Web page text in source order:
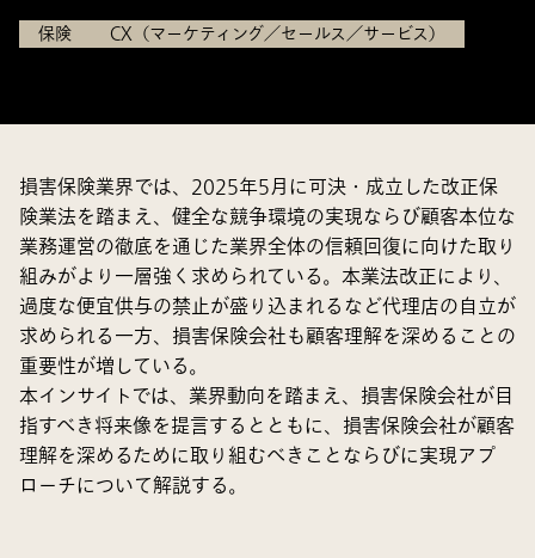
保険 CX（マーケティング／セールス／サービス）
損害保険業界では、2025年5月に可決・成立した改正保
険業法を踏まえ、健全な競争環境の実現ならび顧客本位な
業務運営の徹底を通じた業界全体の信頼回復に向けた取り
組みがより一層強く求められている。本業法改正により、
過度な便宜供与の禁止が盛り込まれるなど代理店の自立が
求められる一方、損害保険会社も顧客理解を深めることの
重要性が増している。
本インサイトでは、業界動向を踏まえ、損害保険会社が目
指すべき将来像を提言するとともに、損害保険会社が顧客
理解を深めるために取り組むべきことならびに実現アプ
ローチについて解説する。